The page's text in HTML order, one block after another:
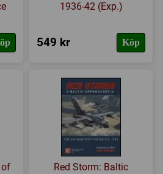
1936-42 (Exp.)
549 kr Köp
of
Red Storm: Baltic